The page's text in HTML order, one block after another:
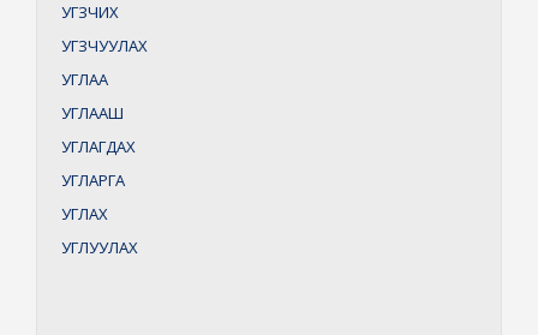
УГЗЧИХ
УГЗЧУУЛАХ
УГЛАА
УГЛААШ
УГЛАГДАХ
УГЛАРГА
УГЛАХ
УГЛУУЛАХ